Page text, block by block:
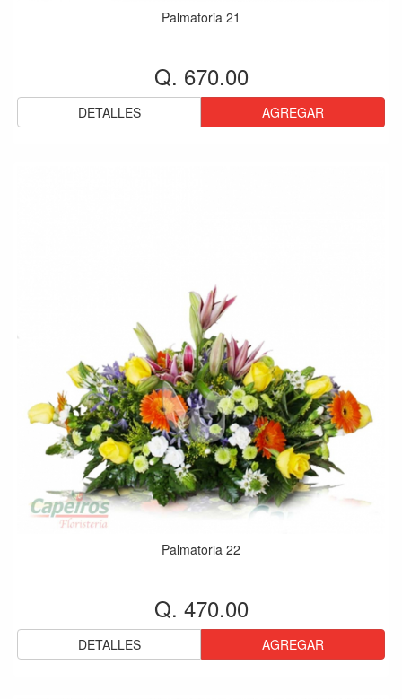
Palmatoria 21
Q. 670.00
DETALLES AGREGAR
Palmatoria 22
Q. 470.00
DETALLES AGREGAR